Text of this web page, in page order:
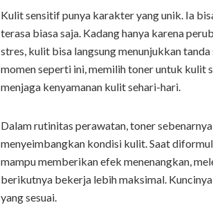
Kulit sensitif punya karakter yang unik. Ia
terasa biasa saja. Kadang hanya karena
stres, kulit bisa langsung menunjukkan
momen seperti ini, memilih toner untuk kulit
menjaga kenyamanan kulit sehari-hari.
Dalam rutinitas perawatan, toner
menyeimbangkan kondisi kulit. Saat
mampu memberikan efek menenangkan,
berikutnya bekerja lebih maksimal.
yang sesuai.